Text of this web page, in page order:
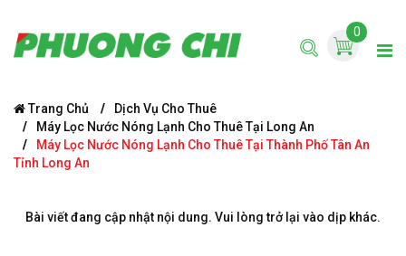
0
Trang Chủ
Dịch Vụ Cho Thuê
Máy Lọc Nước Nóng Lạnh Cho Thuê Tại Long An
Máy Lọc Nước Nóng Lạnh Cho Thuê Tại Thành Phố Tân An
Tỉnh Long An
Bài viết đang cập nhật nội dung. Vui lòng trở lại vào dịp khác.